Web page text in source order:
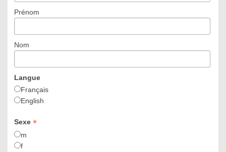
Prénom
Nom
Langue
Français
English
Sexe *
m
f